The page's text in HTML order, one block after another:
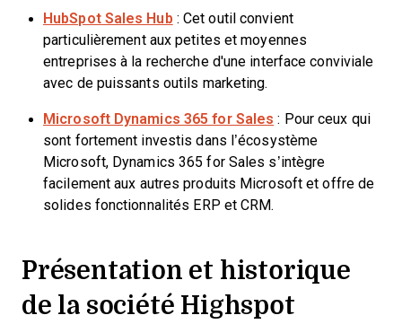
HubSpot Sales Hub : Cet outil convient
particulièrement aux petites et moyennes
entreprises à la recherche d'une interface conviviale
avec de puissants outils marketing.
Microsoft Dynamics 365 for Sales : Pour ceux qui
sont fortement investis dans l’écosystème
Microsoft, Dynamics 365 for Sales s’intègre
facilement aux autres produits Microsoft et offre de
solides fonctionnalités ERP et CRM.
Présentation et historique
de la société Highspot